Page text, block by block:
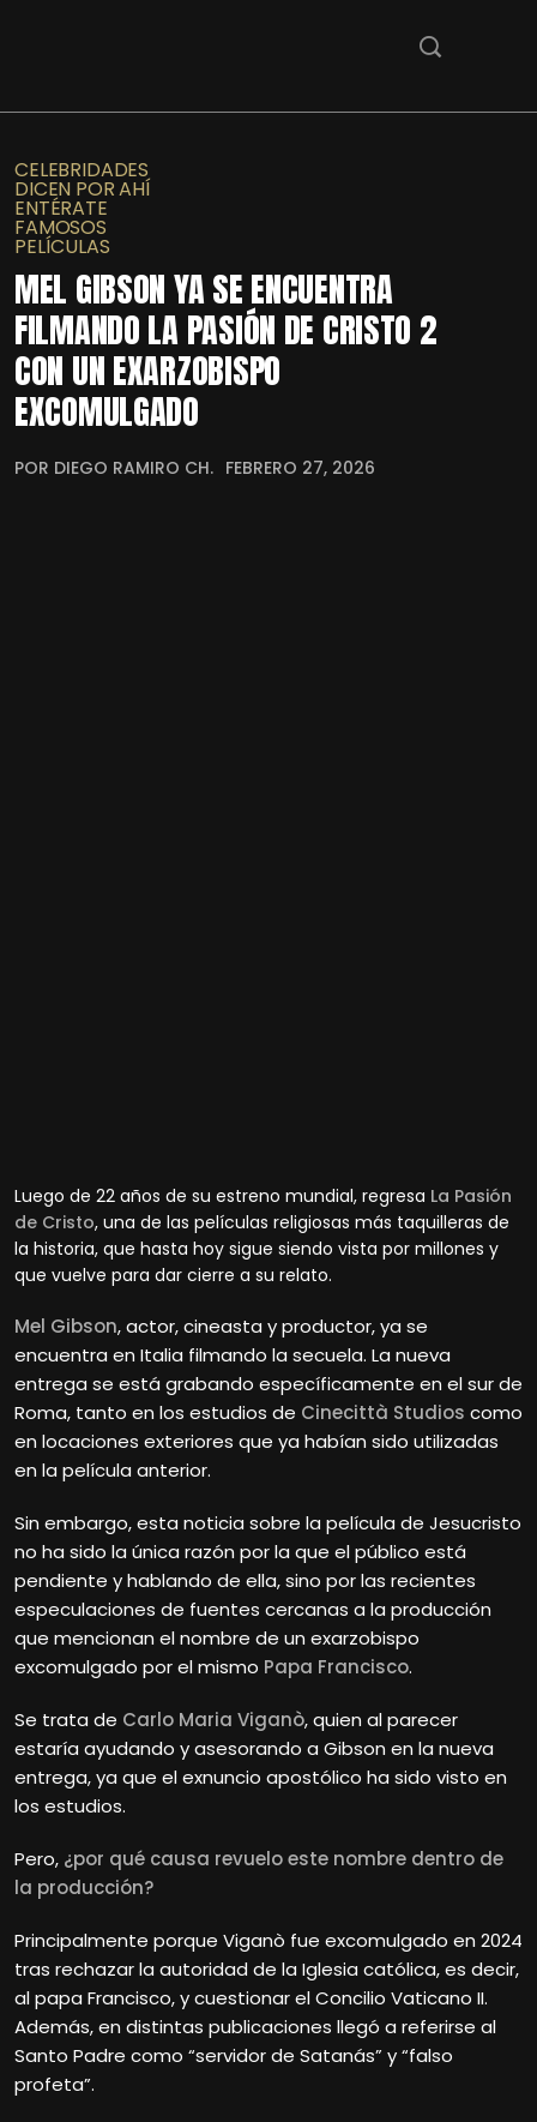
CELEBRIDADES
DICEN POR AHÍ
ENTÉRATE
FAMOSOS
PELÍCULAS
MEL GIBSON YA SE ENCUENTRA
FILMANDO LA PASIÓN DE CRISTO 2
CON UN EXARZOBISPO
EXCOMULGADO
POR DIEGO RAMIRO CH. FEBRERO 27, 2026
Luego de 22 años de su estreno mundial, regresa La Pasión
de Cristo, una de las películas religiosas más taquilleras de
la historia, que hasta hoy sigue siendo vista por millones y
que vuelve para dar cierre a su relato.
Mel Gibson, actor, cineasta y productor, ya se
encuentra en Italia filmando la secuela. La nueva
entrega se está grabando específicamente en el sur de
Roma, tanto en los estudios de Cinecittà Studios como
en locaciones exteriores que ya habían sido utilizadas
en la película anterior.
Sin embargo, esta noticia sobre la película de Jesucristo
no ha sido la única razón por la que el público está
pendiente y hablando de ella, sino por las recientes
especulaciones de fuentes cercanas a la producción
que mencionan el nombre de un exarzobispo
excomulgado por el mismo Papa Francisco.
Se trata de Carlo Maria Viganò, quien al parecer
estaría ayudando y asesorando a Gibson en la nueva
entrega, ya que el exnuncio apostólico ha sido visto en
los estudios.
Pero, ¿por qué causa revuelo este nombre dentro de
la producción?
Principalmente porque Viganò fue excomulgado en 2024
tras rechazar la autoridad de la Iglesia católica, es decir,
al papa Francisco, y cuestionar el Concilio Vaticano II.
Además, en distintas publicaciones llegó a referirse al
Santo Padre como “servidor de Satanás” y “falso
profeta”.